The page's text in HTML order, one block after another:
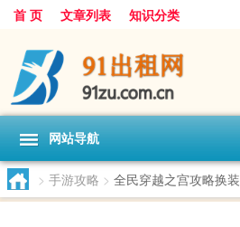
首 页 文章列表 知识分类
网站导航
> 手游攻略 > 全民穿越之宫攻略换装